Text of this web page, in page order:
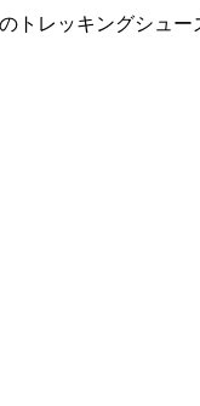
トレッキングシュー